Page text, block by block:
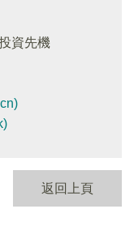
資先機
返回上頁